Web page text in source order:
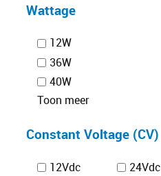
Wattage
12W
36W
40W
Toon meer
Constant Voltage (CV)
12Vdc 24Vdc